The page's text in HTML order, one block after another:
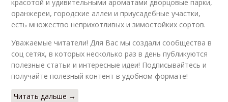
красотой и удивительными ароматами дворцовые парки,
оранжереи, городские аллеи и приусадебные участки,
есть множество неприхотливых и зимостойких сортов.
Уважаемые читатели! Для Вас мы создали сообщества в
соц сетях, в которых несколько раз в день публикуются
полезные статьи и интересные идеи! Подписывайтесь и
получайте полезный контент в удобном формате!
Читать дальше →